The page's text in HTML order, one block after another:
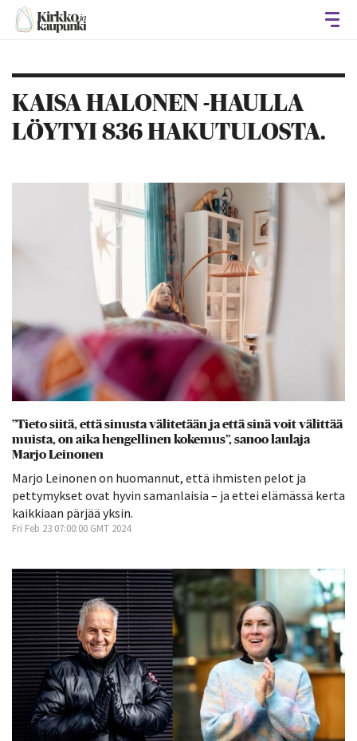
KAISA HALONEN -HAULLA
LÖYTYI 836 HAKUTULOSTA.
”Tieto siitä, että sinusta välitetään ja että sinä voit välittää
muista, on aika hengellinen kokemus”, sanoo laulaja
Marjo Leinonen
Marjo Leinonen on huomannut, että ihmisten pelot ja
pettymykset ovat hyvin samanlaisia – ja ettei elämässä kerta
kaikkiaan pärjää yksin.
Fri Feb 23 07:00:00 GMT 2024